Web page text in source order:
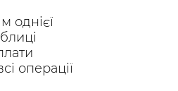
однієї
операції